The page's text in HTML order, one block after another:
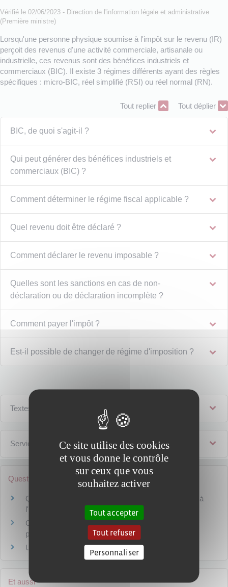
Vérifié le 02/06/2023 - Direction de l'information légale et administrative
(Première ministre)
Lorsqu'une personne physique soumise à l'impôt sur le revenu (IR)
perçoit des revenus d'une activité commerciale, artisanale ou
industrielle, ces revenus sont des bénéfices industriels et
commerciaux (BIC). Il existe 3 régimes différents ayant des règles
spécifiques : micro-BIC, réel simplifié (RSI) ou réel normal (RN).
Tout replier Tout déplier
BIC, de quoi s'agit-il ?
Qui peut générer des bénéfices industriels et
commerciaux (BIC) ?
Comment déterminer le régime fiscal applicable ?
Quel revenu doit être déclaré ?
Comment déclarer le revenu imposable ?
Quelles sont les sanctions en cas de non-
déclaration ou de déclaration incomplète ?
Comment payer l'impôt ?
Est-il possible de changer de régime d'imposition ?
Textes de référence
Services en ligne et formulaires
Questions ? Réponses !
Quels revenus doit déclarer le professionnel soumis à
l'impôt sur le revenu ?
Comment transmettre les déclarations fiscales
professionnelles : EDI ou EFI ?
Un professionnel peut-il déduire ses frais de repas ?
Et aussi
Ce site utilise des cookies
et vous donne le contrôle
sur ceux que vous
souhaitez activer
Tout accepter
Tout refuser
Personnaliser